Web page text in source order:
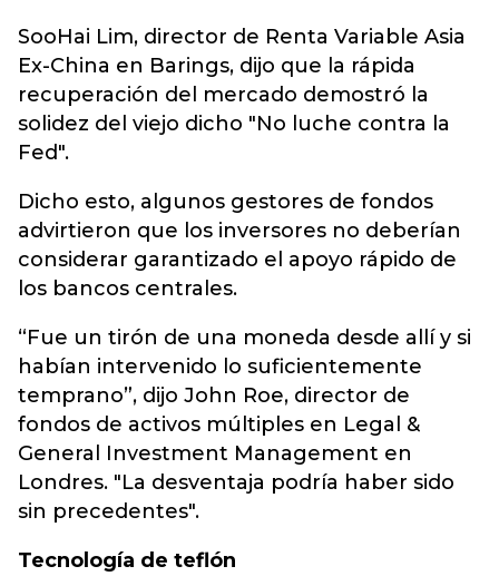
SooHai Lim, director de Renta Variable Asia
Ex-China en Barings, dijo que la rápida
recuperación del mercado demostró la
solidez del viejo dicho "No luche contra la
Fed".
Dicho esto, algunos gestores de fondos
advirtieron que los inversores no deberían
considerar garantizado el apoyo rápido de
los bancos centrales.
“Fue un tirón de una moneda desde allí y si
habían intervenido lo suficientemente
temprano”, dijo John Roe, director de
fondos de activos múltiples en Legal &
General Investment Management en
Londres. "La desventaja podría haber sido
sin precedentes".
Tecnología de teflón